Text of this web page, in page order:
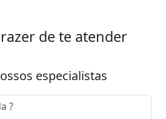
de te atender
especialistas